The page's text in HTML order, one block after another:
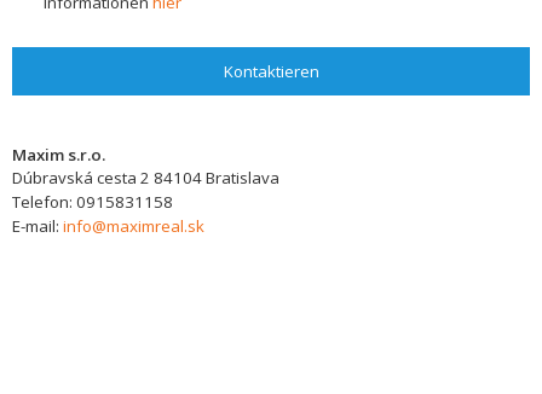
Kontaktieren
Maxim s.r.o.
Dúbravská cesta 2 84104Bratislava
Telefon: 0915831158
E-mail: info@maximreal.sk